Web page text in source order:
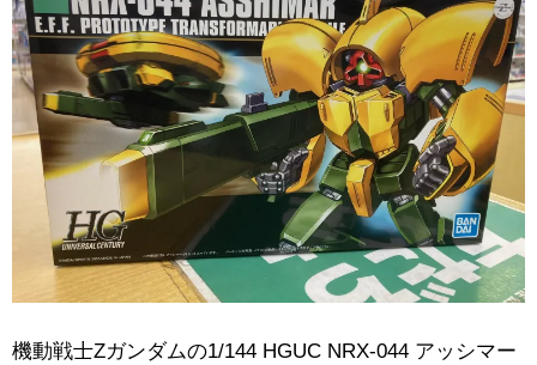
機動戦士Zガンダムの1/144 ​HGUC ​NRX-044 ​アッシマー